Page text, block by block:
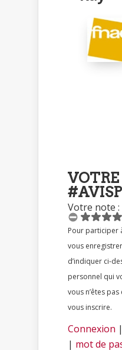
VOTRE
Votre note :
Pour participer à ce forum, vous
vous
d’indiquer ci-
personnel qui vous a été
vous n’êtes
vous inscrire.
Connexion |
| mot de